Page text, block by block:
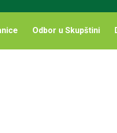
Odbor u Skupštini